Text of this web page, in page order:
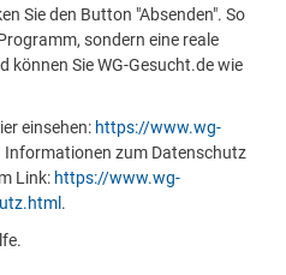
Sie den Button "Absenden". So
sondern eine reale
können Sie WG-Gesucht.de wie
einsehen: https://www.wg-
Informationen zum Datenschutz
Link: https://www.wg-
.